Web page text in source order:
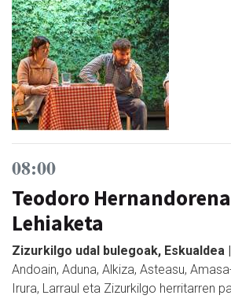
08:00
Teodoro
Lehiaketa
Zizurkilgo udal bulegoak, Eskualdea
Andoain, Aduna, Alkiza, Asteasu,
Irura, Larraul eta Zizurkilgo herritarren